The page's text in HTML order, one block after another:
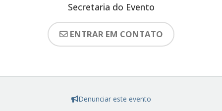
Secretaria do Evento
ENTRAR EM CONTATO
Denunciar este evento